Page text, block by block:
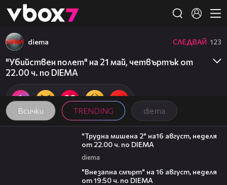
👾
Всички TRENDING diema
diema СЛЕДВАЙ 123
"Убийствен полет" на 21 май, четвъртък от
22.00 ч. по DIEMA
00:31
"Трудна мишена 2" на16 август, неделя
от 22.00 ч. по DIEMA
diema
"Внезапна смърт" на 16 август, неделя
от 19:50 ч. по DIEMA